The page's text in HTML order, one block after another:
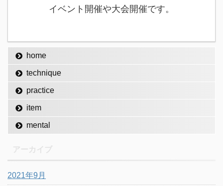
イベント開催や大会開催です。
home
technique
practice
item
mental
2021年9月